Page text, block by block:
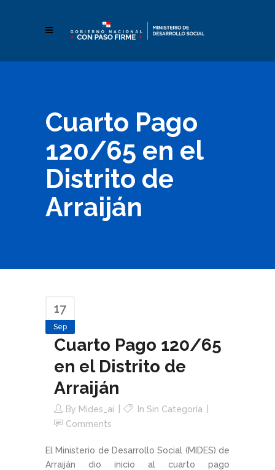
Cuarto Pago
120/65 en el
Distrito de
Arraiján
17
Sep
Cuarto Pago 120/65
en el Distrito de
Arraiján
By Mides_ai
In Sin Categoría
Comments
El Ministerio de Desarrollo Social (MIDES) de
Arraiján dio inicio al cuarto pago